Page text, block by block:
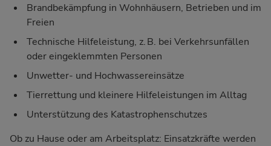
Brandbekämpfung in Wohnhäusern, Betrieben und im
Freien
Technische Hilfeleistung, z. B. bei Verkehrsunfällen
oder eingeklemmten Personen
Unwetter- und Hochwassereinsätze
Tierrettung und kleinere Hilfeleistungen im Alltag
Unterstützung des Katastrophenschutzes
Ob zu Hause oder am Arbeitsplatz: Einsatzkräfte werden